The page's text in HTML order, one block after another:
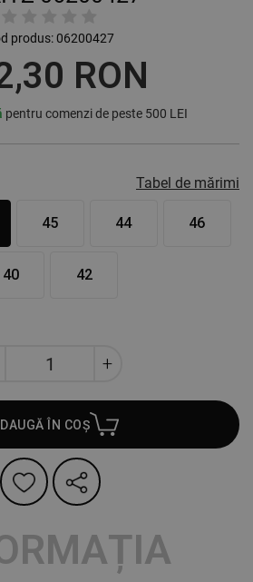
produs:06200427
RON
pentru comenzi de peste 500 LEI
Tabel de mărimi
45 44 46
40 42
ÎN COȘ